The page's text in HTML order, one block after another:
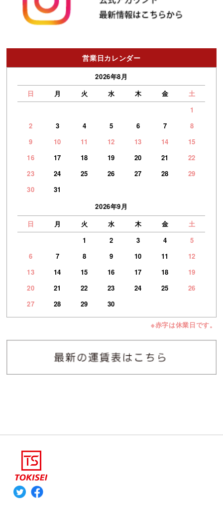
営業日カレンダー
2026年8月
日
月 火 水 木 金
土
1
2
3 4 5 6 7
8
9
10 11 12 13 14
15
16
17 18 19 20 21
22
23
24 25 26 27 28
29
30
31
2026年9月
日
月 火 水 木 金
土
1
2 3 4
5
6
7 8 9 10 11
12
13
14 15 16 17 18
19
20
21 22 23 24 25
26
27
28 29 30
※赤字は休業日です。